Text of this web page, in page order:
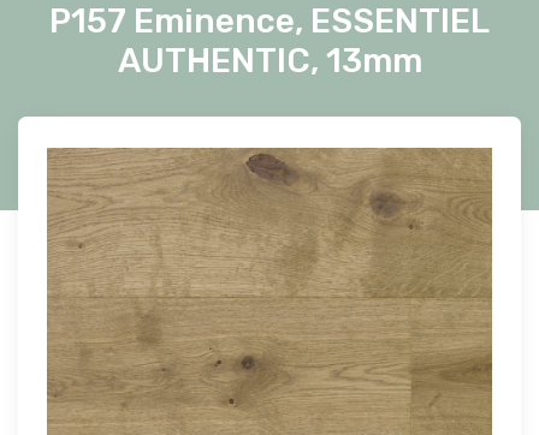
P157 Eminence, ESSENTIEL
AUTHENTIC, 13mm